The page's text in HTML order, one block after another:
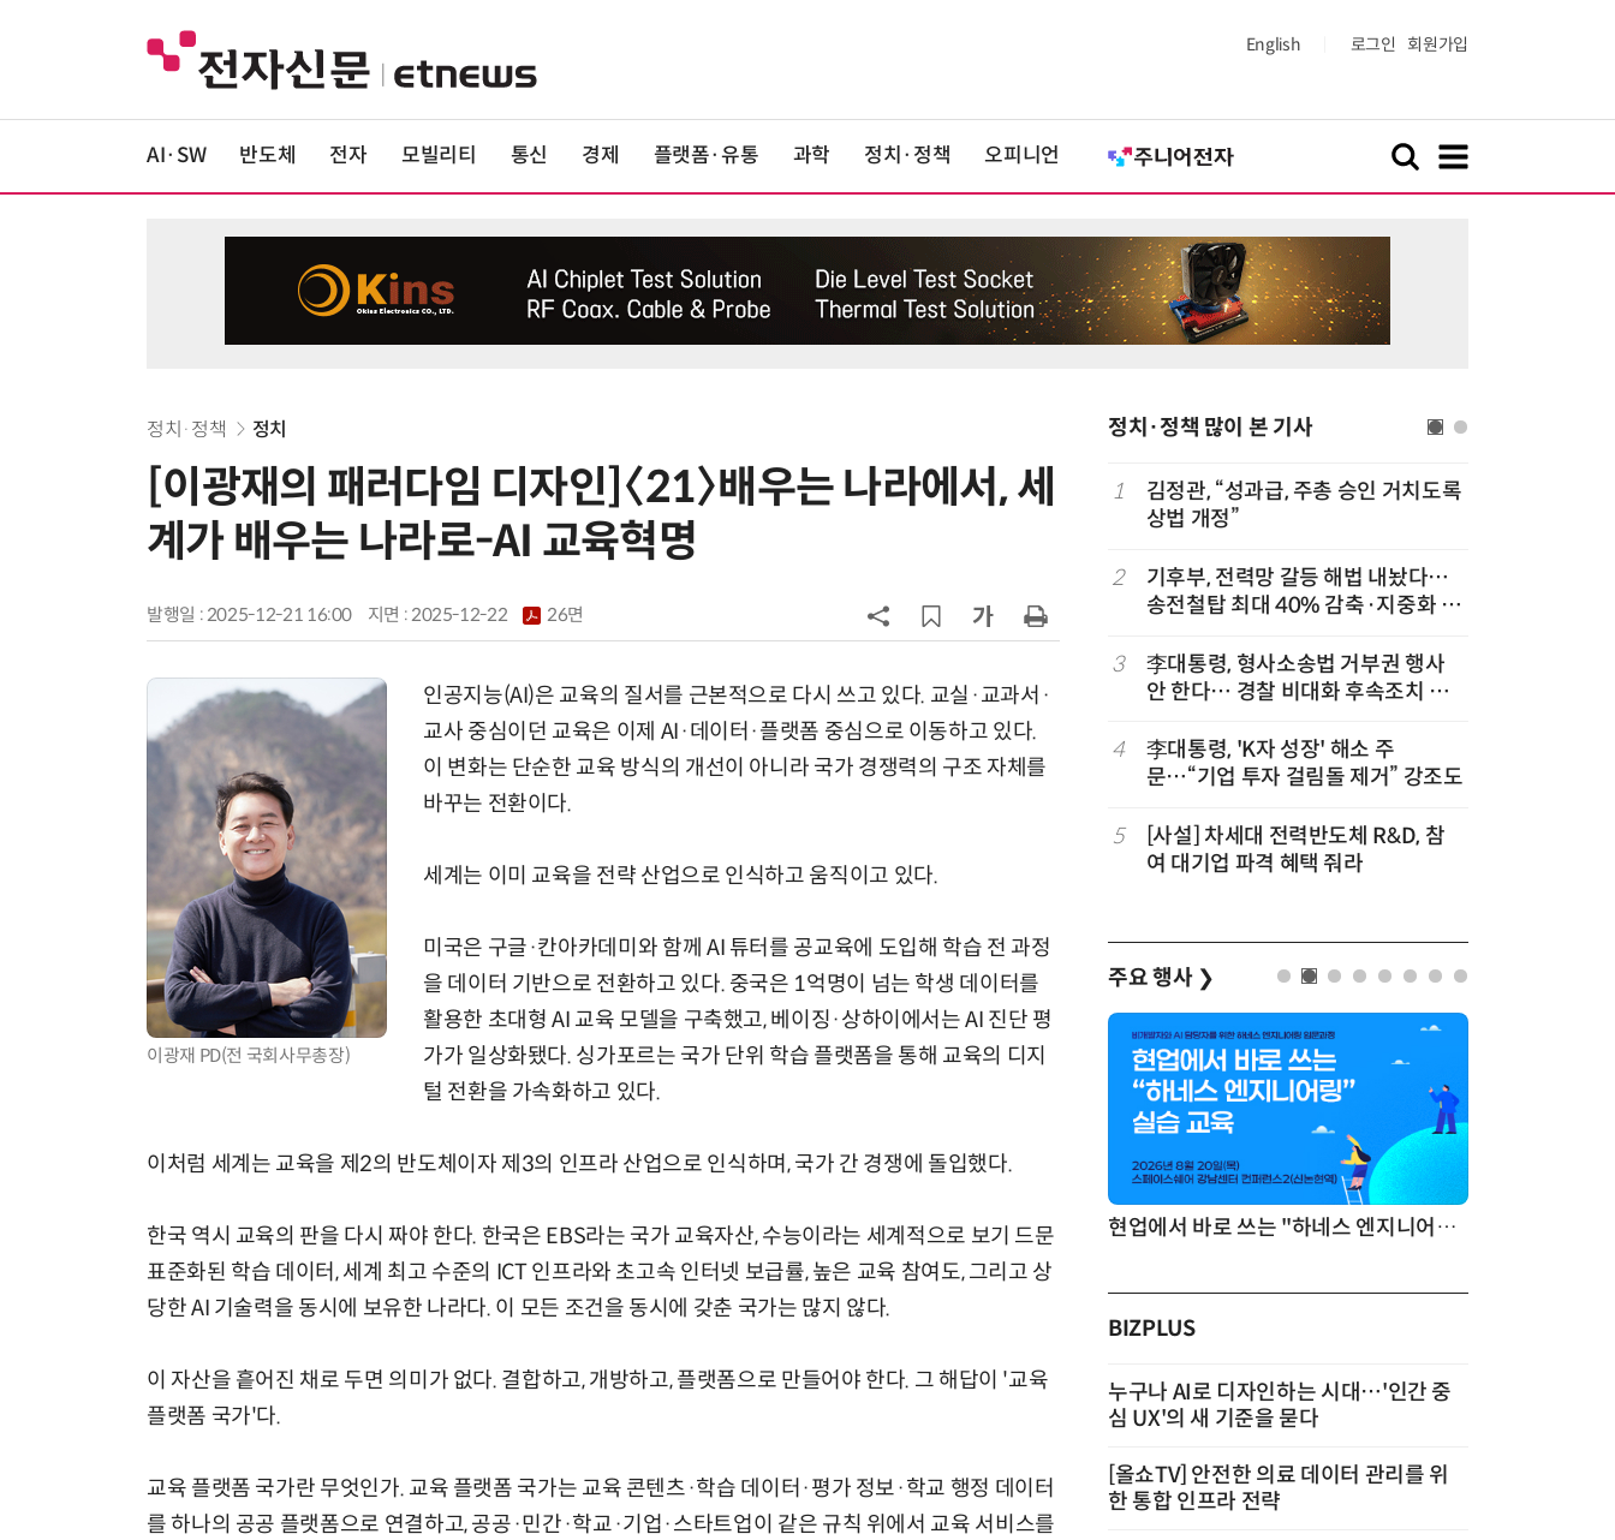
English 로그인 회원가입
AI·SW 반도체 전자 모빌리티 통신 경제 플랫폼·유통 과학 정치·정책 오피니언
정치·정책 정치
[이광재의 패러다임 디자인]〈21〉배우는 나라에서, 세
계가 배우는 나라로-AI 교육혁명
발행일 : 2025-12-21 16:00 지면 :2025-12-22 26면
이광재 PD(전 국회사무총장)
인공지능(AI)은 교육의 질서를 근본적으로 다시 쓰고 있다. 교실·교과서·
교사 중심이던 교육은 이제 AI·데이터·플랫폼 중심으로 이동하고 있다.
이 변화는 단순한 교육 방식의 개선이 아니라 국가 경쟁력의 구조 자체를
바꾸는 전환이다.
세계는 이미 교육을 전략 산업으로 인식하고 움직이고 있다.
미국은 구글·칸아카데미와 함께 AI 튜터를 공교육에 도입해 학습 전 과정
을 데이터 기반으로 전환하고 있다. 중국은 1억명이 넘는 학생 데이터를
활용한 초대형 AI 교육 모델을 구축했고, 베이징·상하이에서는 AI 진단 평
가가 일상화됐다. 싱가포르는 국가 단위 학습 플랫폼을 통해 교육의 디지
털 전환을 가속화하고 있다.
이처럼 세계는 교육을 제2의 반도체이자 제3의 인프라 산업으로 인식하며, 국가 간 경쟁에 돌입했다.
한국 역시 교육의 판을 다시 짜야 한다. 한국은 EBS라는 국가 교육자산, 수능이라는 세계적으로 보기 드문
표준화된 학습 데이터, 세계 최고 수준의 ICT 인프라와 초고속 인터넷 보급률, 높은 교육 참여도, 그리고 상
당한 AI 기술력을 동시에 보유한 나라다. 이 모든 조건을 동시에 갖춘 국가는 많지 않다.
이 자산을 흩어진 채로 두면 의미가 없다. 결합하고, 개방하고, 플랫폼으로 만들어야 한다. 그 해답이 '교육
플랫폼 국가'다.
교육 플랫폼 국가란 무엇인가. 교육 플랫폼 국가는 교육 콘텐츠·학습 데이터·평가 정보·학교 행정 데이터
를 하나의 공공 플랫폼으로 연결하고, 공공·민간·학교·기업·스타트업이 같은 규칙 위에서 교육 서비스를
정치·정책 많이 본 기사
6
산업부, 한화오션·에코프로비엠 등
산'에 감세…세제로 산업·자금 지방
동계·소상공인 이의 모두 기각
李대통령, '1390조 협력' 안고 지구
한 바퀴…귀국 직후 부동산·증시 점
메가프로젝트 속도전…'산업자원안
보기금' 신설해 공급망 사수
1
김정관, “성과급, 주총 승인 거치도록
상법 개정”
2
기후부, 전력망 갈등 해법 내놨다…
송전철탑 최대 40% 감축·지중화 확
3
李대통령, 형사소송법 거부권 행사
안 한다… 경찰 비대화 후속조치 점
4
李대통령, 'K자 성장' 해소 주
문…“기업 투자 걸림돌 제거” 강조도
5
[사설] 차세대 전력반도체 R&D, 참
여 대기업 파격 혜택 줘라
주요 행사 ❯
양자컴퓨팅 비즈니스·기술 입문 1-Day 워크샵 - 큐비트·양자 알고리듬·Qiskit 실습으로 이해하는 차세대 현업에서 바로 쓰는 "하네스 엔지니어링" 실습 교육
BIZPLUS
누구나 AI로 디자인하는 시대…'인간 중
심 UX'의 새 기준을 묻다
[올쇼TV] 안전한 의료 데이터 관리를 위
한 통합 인프라 전략